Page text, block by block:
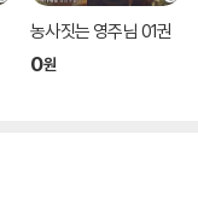
농사짓는 영주님 01권
0원